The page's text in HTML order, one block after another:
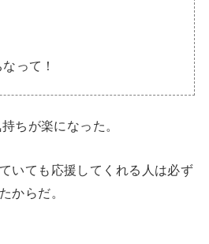
って！
ちが楽になった。
いても応援してくれる人は必ず
からだ。